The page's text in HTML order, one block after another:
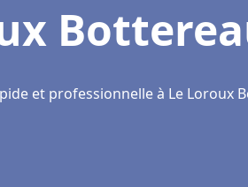
et professionnelle à Le Loroux